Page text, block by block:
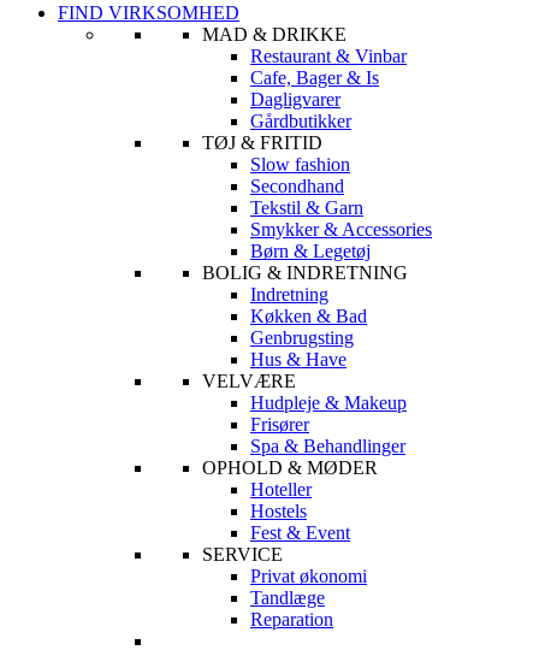
FIND VIRKSOMHED
MAD & DRIKKE
Restaurant & Vinbar
Cafe, Bager & Is
Dagligvarer
Gårdbutikker
TØJ & FRITID
Slow fashion
Secondhand
Tekstil & Garn
Smykker & Accessories
Børn & Legetøj
BOLIG & INDRETNING
Indretning
Køkken & Bad
Genbrugsting
Hus & Have
VELVÆRE
Hudpleje & Makeup
Frisører
Spa & Behandlinger
OPHOLD & MØDER
Hoteller
Hostels
Fest & Event
SERVICE
Privat økonomi
Tandlæge
Reparation